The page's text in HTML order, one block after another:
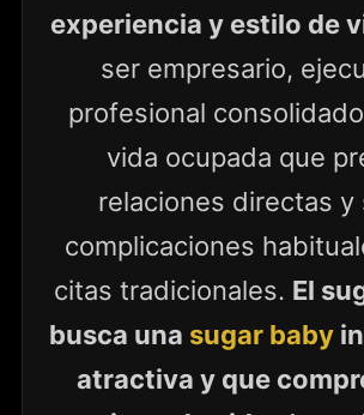
experiencia y estilo de
ser empresario,
profesional
vida ocupada que
relaciones directas y
complicaciones
citas tradicionales. El
busca una sugar baby
atractiva y que